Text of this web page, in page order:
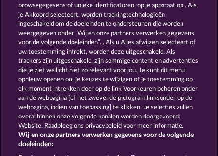
EXPLODIAC RHFP
Algemene voorwaarden Privacyverklaring
Colofon Bedrijf FAQ Woordenlijst
Partnerprogramma Facebook
browsegegevens of unieke identificatoren, op je apparaat op . Als
je Akkoord selecteert, worden trackingtechnologieën
ingeschakeld om de doeleinden te ondersteunen die worden
weergegeven onder „Wij en onze partners verwerken gegevens
voor de volgende doeleinden”. . Als u Alles afwijzen selecteert of
uw toestemming intrekt, worden deze uitgeschakeld. Als
trackers zijn uitgeschakeld, zijn sommige content en advertenties
die je ziet wellicht niet zo relevant voor jou. Je kunt dit menu
opnieuw openen om je keuzes te wijzigen of je toestemming op
elk moment intrekken door op de link Voorkeuren beheren onder
aan de webpagina [of het zwevende pictogram linksonder op de
webpagina, indien van toepassing] te klikken. Je selecties zullen
overal binnen onze volgende kanalen worden doorgevoerd:
Website. Raadpleeg ons privacybeleid voor meer informatie.
Wij en onze partners verwerken gegevens voor de volgende
doeleinden: